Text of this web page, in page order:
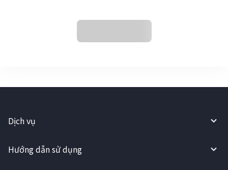
Dịch vụ
Hướng dẫn sử dụng